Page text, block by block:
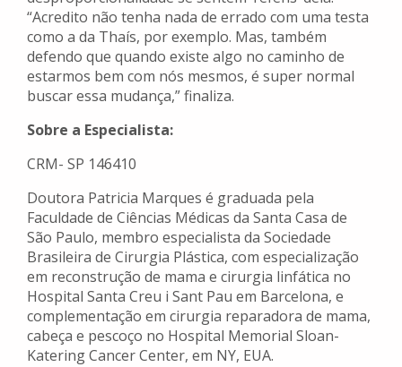
“Acredito não tenha nada de errado com uma testa
como a da Thaís, por exemplo. Mas, também
defendo que quando existe algo no caminho de
estarmos bem com nós mesmos, é super normal
buscar essa mudança,” finaliza.
Sobre a Especialista:
CRM- SP 146410
Doutora Patricia Marques é graduada pela
Faculdade de Ciências Médicas da Santa Casa de
São Paulo, membro especialista da Sociedade
Brasileira de Cirurgia Plástica, com especialização
em reconstrução de mama e cirurgia linfática no
Hospital Santa Creu i Sant Pau em Barcelona, e
complementação em cirurgia reparadora de mama,
cabeça e pescoço no Hospital Memorial Sloan-
Katering Cancer Center, em NY, EUA.